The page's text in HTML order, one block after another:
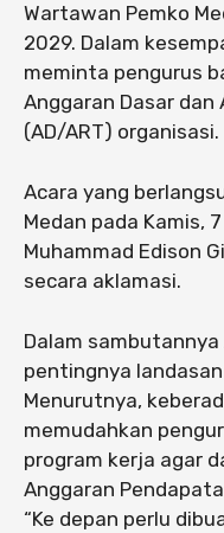
Wartawan Pemko
2029. Dalam
meminta pengurus
Anggaran Dasar dan
(AD/ART) organisasi.
Acara yang
Medan pada Kamis,
Muhammad Edison
secara aklamasi.
Dalam
pentingnya
Menurutnya,
memudahkan
program kerja agar
Anggaran
“Ke depan perlu